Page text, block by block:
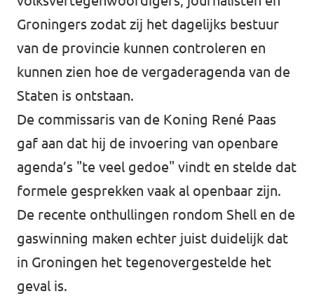
Groningers zodat zij het dagelijks bestuur
van de provincie kunnen controleren en
kunnen zien hoe de vergaderagenda van de
Staten is ontstaan.
De commissaris van de Koning René Paas
gaf aan dat hij de invoering van openbare
agenda’s "te veel gedoe" vindt en stelde dat
formele gesprekken vaak al openbaar zijn.
De recente onthullingen rondom Shell en de
gaswinning maken echter juist duidelijk dat
in Groningen het tegenovergestelde het
geval is.